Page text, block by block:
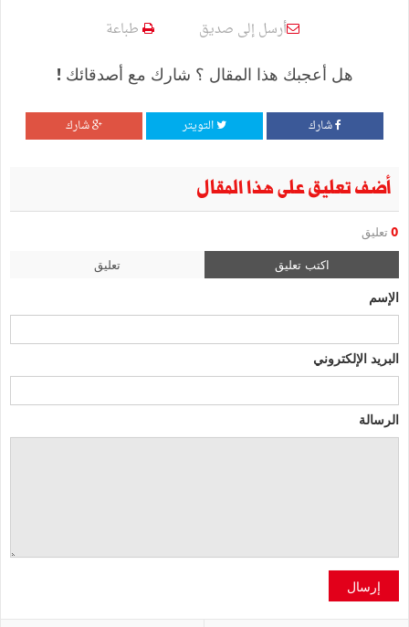
أرسل إلى صديق طباعة
هل أعجبك هذا المقال ؟ شارك مع أصدقائك !
شارك التويتر شارك
أضف تعليق على هذا المقال
0 تعليق
اكتب تعليق تعليق
الإسم
البريد الإلكتروني
الرسالة
إرسال